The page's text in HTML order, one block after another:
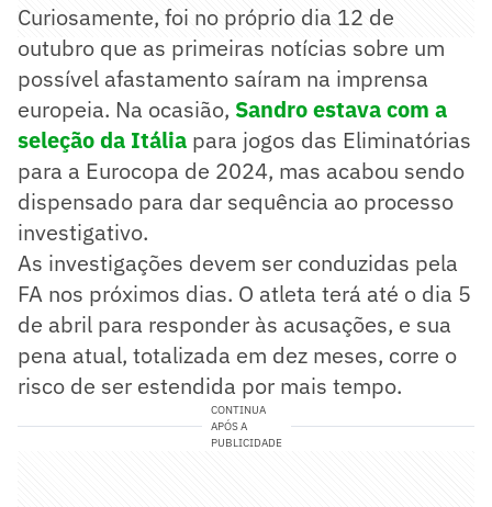
Curiosamente, foi no próprio dia 12 de
outubro que as primeiras notícias sobre um
possível afastamento saíram na imprensa
europeia. Na ocasião, Sandro estava com a
seleção da Itália para jogos das Eliminatórias
para a Eurocopa de 2024, mas acabou sendo
dispensado para dar sequência ao processo
investigativo.
As investigações devem ser conduzidas pela
FA nos próximos dias. O atleta terá até o dia 5
de abril para responder às acusações, e sua
pena atual, totalizada em dez meses, corre o
risco de ser estendida por mais tempo.
CONTINUA
APÓS A
PUBLICIDADE